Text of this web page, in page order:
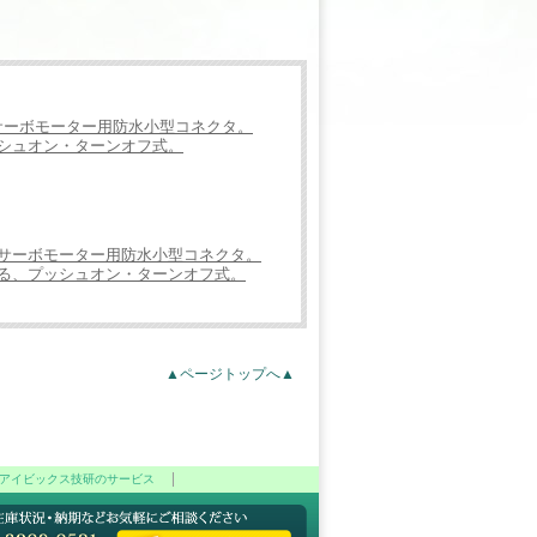
ボモーター用防水小型コネクタ。
オン・ターンオフ式。
ボモーター用防水小型コネクタ。
プッシュオン・ターンオフ式。
▲ページトップへ▲
アイビックス技研のサービス